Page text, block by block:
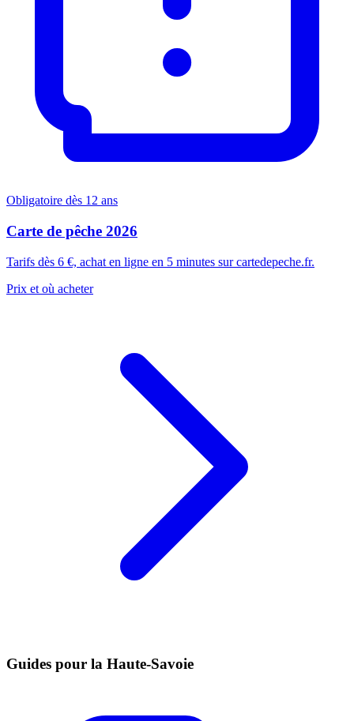
Obligatoire dès 12 ans
Carte de pêche 2026
Tarifs dès 6 €, achat en ligne en 5 minutes sur cartedepeche.fr.
Prix et où acheter
Guides pour la Haute-Savoie